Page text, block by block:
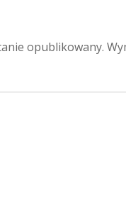
w
opublikowany.